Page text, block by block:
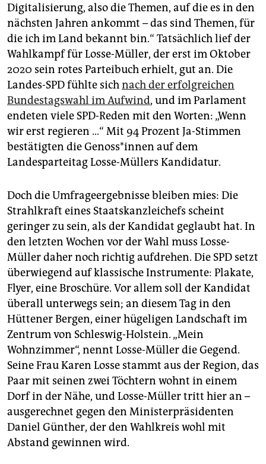
Digitalisierung, also die Themen, auf die es in den
nächsten Jahren ankommt – das sind Themen, für
die ich im Land bekannt bin.“ Tatsächlich lief der
Wahlkampf für Losse-Müller, der erst im Oktober
2020 sein rotes Parteibuch erhielt, gut an. Die
Landes-SPD fühlte sichnach der erfolgreichen
Bundestagswahl im Aufwind, und im Parlament
endeten viele SPD-Reden mit den Worten: „Wenn
wir erst regieren …“ Mit 94 Prozent Ja-Stimmen
bestätigten die Ge­nos­s*in­nen auf dem
Landesparteitag Losse-Müllers Kandidatur.
Doch die Umfrageergebnisse bleiben mies: Die
Strahlkraft eines Staatskanzleichefs scheint
geringer zu sein, als der Kandidat geglaubt hat. In
den letzten Wochen vor der Wahl muss Losse-
Müller daher noch richtig aufdrehen. Die SPD setzt
überwiegend auf klassische Instrumente: Plakate,
Flyer, eine Broschüre. Vor allem soll der Kandidat
überall unterwegs sein; an diesem Tag in den
Hüttener Bergen, einer hügeligen Landschaft im
Zen­trum von Schleswig-Holstein. „Mein
Wohnzimmer“, nennt Losse-Müller die Gegend.
Seine Frau Karen Losse stammt aus der Region, das
Paar mit seinen zwei Töchtern wohnt in einem
Dorf in der Nähe, und Losse-Müller tritt hier an –
ausgerechnet gegen den Ministerpräsidenten
Daniel Günther, der den Wahlkreis wohl mit
Abstand gewinnen wird.